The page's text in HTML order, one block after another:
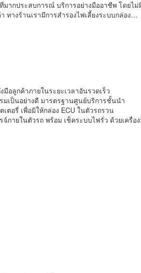
ากประสบการณ์ บริการอย่างมืออาชีพ โดยไม่
างร้านเรามีการสำรองไฟเลี้ยงระบบกล่อง…
อลูกค้าภายในระยะเวลาอันรวดเร็ว
มเป็นอย่างดี มารตรฐานศูนย์บริการชั้นนำ
ตอรี่ เพื่อมิให้กล่อง ECU ในตัวรถรวน
ภายในตัวรถ พร้อม เช็คระบบไฟรั่ว ด้วยเครื่